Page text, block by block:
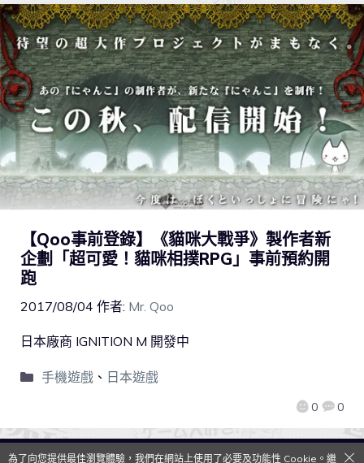
【Qoo事前登錄】《貓咪大戰爭》製作者新
企劃「超可愛！貓咪相撲RPG」事前預約開
跑
2017/08/04 作者: Mr. Qoo
0 0
日本廠商 ​IGNITION M 開發中
手機遊戲、 日本遊戲
為了向您提供最佳瀏覽體驗，我們在網站上使用了必要及功能性 Cookie。繼